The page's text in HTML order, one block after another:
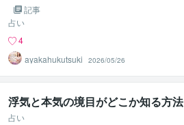
記事
占い
4
ayakahukutsuki
2026/05/26
浮気と本気の境目がどこか知る方法
占い